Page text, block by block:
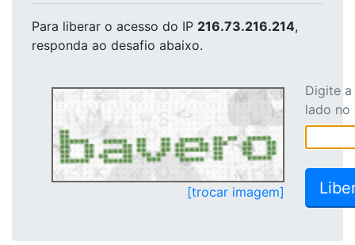
Para liberar o acesso do IP 216.73.216.214,
responda ao desafio abaixo.
[trocar imagem]
Digite
lado no